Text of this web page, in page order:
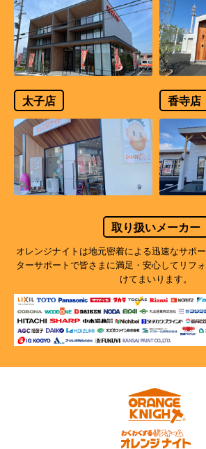
太子店 香寺店
取り扱いメーカー
オレンジナイトは地元密着による迅速なサポ
ターサポートで皆さまに満足・安心してリフ
けてまいります。